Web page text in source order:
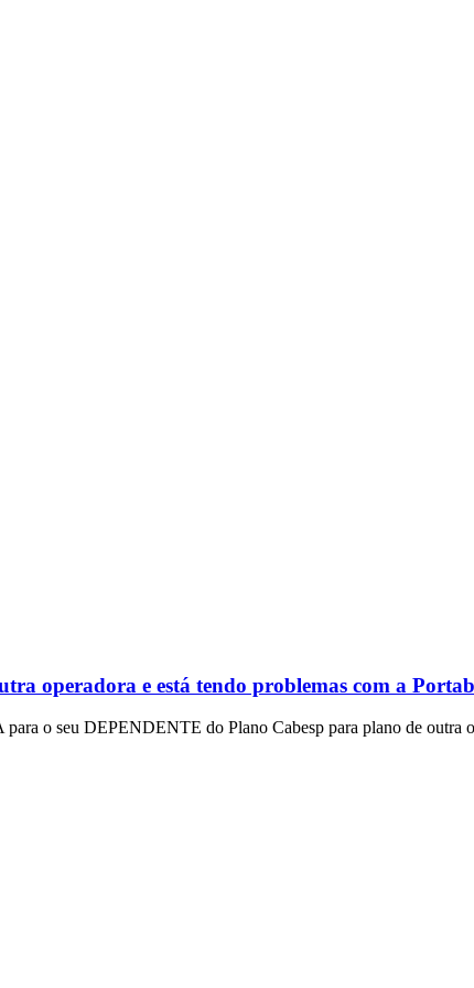
operadora e está tendo problemas com a
o seu DEPENDENTE do Plano Cabesp para plano de outra